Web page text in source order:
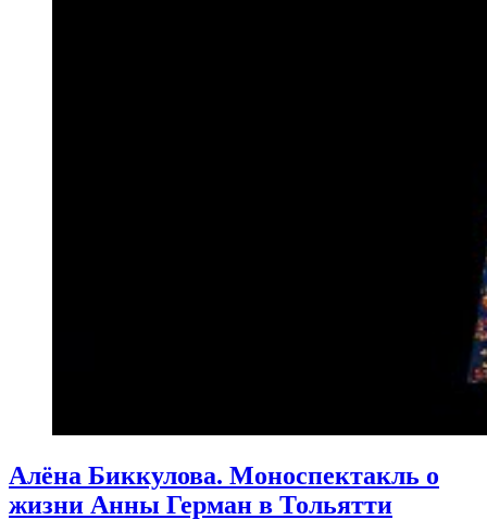
Алёна Биккулова. Моноспектакль о
жизни Анны Герман в Тольятти